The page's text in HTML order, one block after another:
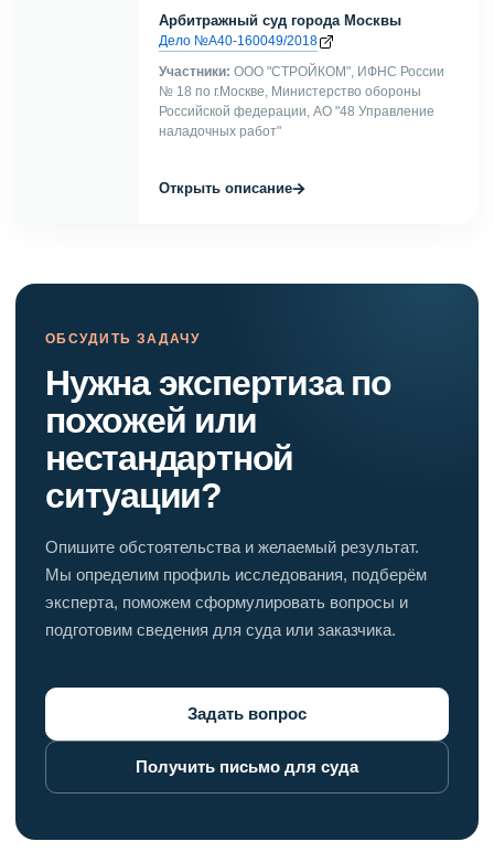
Арбитражный суд города Москвы
Дело №А40-160049/2018
Участники: ООО "СТРОЙКОМ", ИФНС России
№ 18 по г.Москве, Министерство обороны
Российской федерации, АО "48 Управление
наладочных работ"
Открыть описание→
ОБСУДИТЬ ЗАДАЧУ
Нужна экспертиза по
похожей или
нестандартной
ситуации?
Опишите обстоятельства и желаемый результат.
Мы определим профиль исследования, подберём
эксперта, поможем сформулировать вопросы и
подготовим сведения для суда или заказчика.
Задать вопрос
Получить письмо для суда